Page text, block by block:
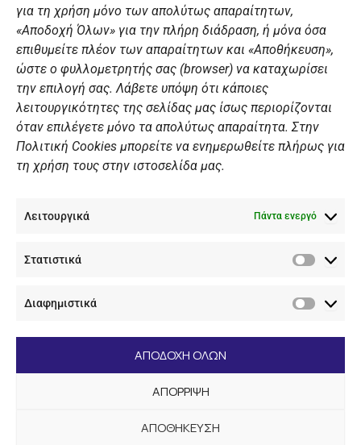
για τη χρήση μόνο των απολύτως απαραίτητων,
«Αποδοχή Όλων» για την πλήρη διάδραση, ή μόνα όσα
επιθυμείτε πλέον των απαραίτητων και «Αποθήκευση»,
ώστε ο φυλλομετρητής σας (browser) να καταχωρίσει
την επιλογή σας. Λάβετε υπόψη ότι κάποιες
λειτουργικότητες της σελίδας μας ίσως περιορίζονται
όταν επιλέγετε μόνο τα απολύτως απαραίτητα. Στην
Πολιτική Cookies μπορείτε να ενημερωθείτε πλήρως για
τη χρήση τους στην ιστοσελίδα μας.
Λειτουργικά Πάντα ενεργό
Στατιστικά
Διαφημιστικά
ΑΠΟΔΟΧΗ ΟΛΩΝ
ΑΠΟΡΡΙΨΗ
ΑΠΟΘΗΚΕΥΣΗ
Χορηγοί
Summer Camp
ΠΡΟΣΩΠΙΚΑ ΔΕΔΟΜΕΝΑ
Πολιτική Ιστοσελίδας
Πολιτική Cookies Iστοσελίδας
Γενική Πολιτική ΝΟΒ
Ενημέρωση Summer Camp
ΕΠΙΚΟΙΝΩΝΊΑ
+30 210 89 62 416
Ναυτικός Όμιλος Βουλιαγμένης Λαιμός Βουλιαγμένης